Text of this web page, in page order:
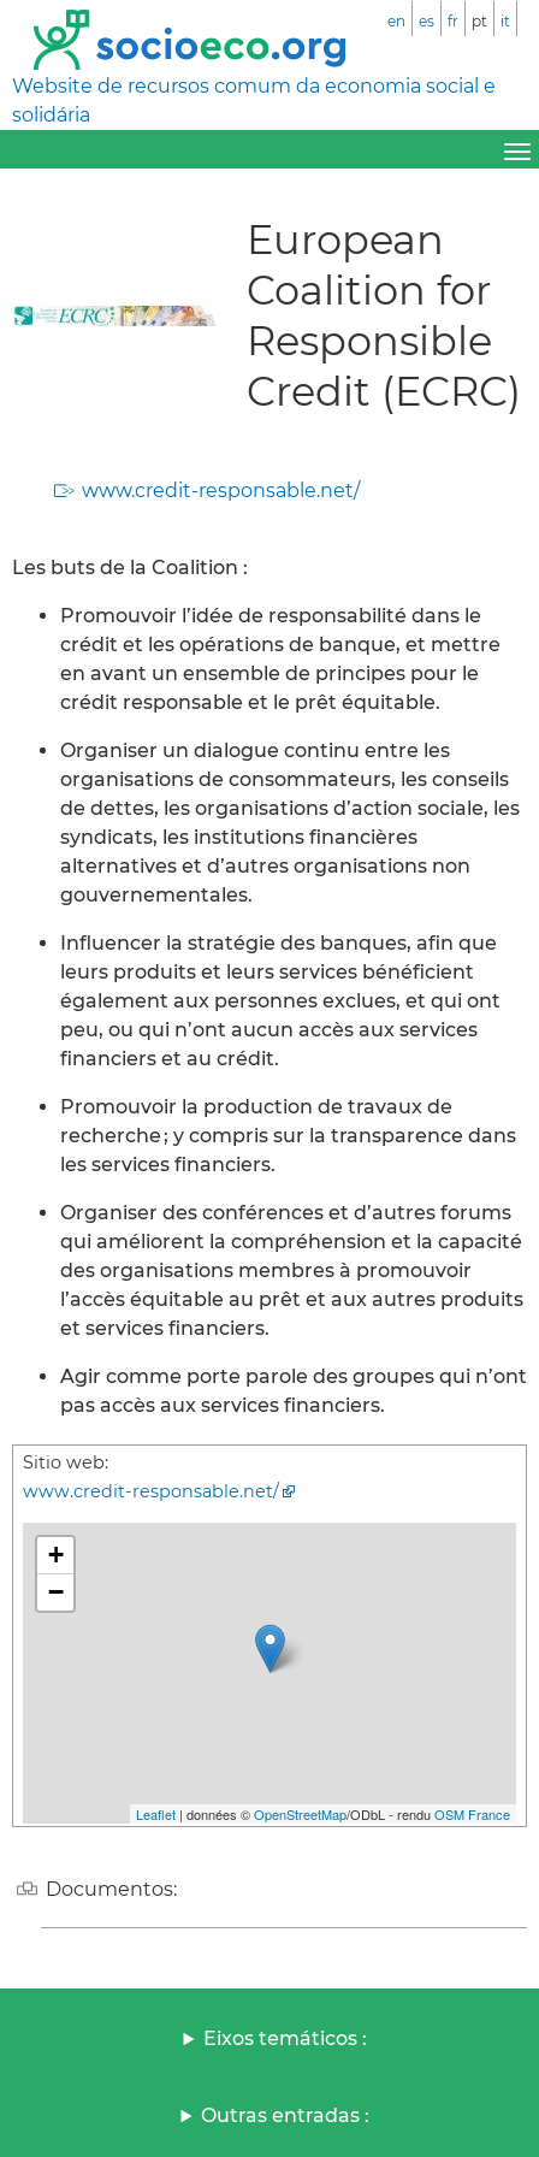
Website de recursos comum da economia social e
solidária
en es fr pt it
European
Coalition for
Responsible
Credit (ECRC)
www.credit-responsable.net/
Les buts de la Coalition :
Promouvoir l’idée de responsabilité dans le
crédit et les opérations de banque, et mettre
en avant un ensemble de principes pour le
crédit responsable et le prêt équitable.
Organiser un dialogue continu entre les
organisations de consommateurs, les conseils
de dettes, les organisations d’action sociale, les
syndicats, les institutions financières
alternatives et d’autres organisations non
gouvernementales.
Influencer la stratégie des banques, afin que
leurs produits et leurs services bénéficient
également aux personnes exclues, et qui ont
peu, ou qui n’ont aucun accès aux services
financiers et au crédit.
Promouvoir la production de travaux de
recherche ; y compris sur la transparence dans
les services financiers.
Organiser des conférences et d’autres forums
qui améliorent la compréhension et la capacité
des organisations membres à promouvoir
l’accès équitable au prêt et aux autres produits
et services financiers.
Agir comme porte parole des groupes qui n’ont
pas accès aux services financiers.
Sitio web:
www.credit-responsable.net/
+
−
Leaflet | données ©OpenStreetMap/ODbL - renduOSM France
Documentos:
Eixos temáticos :
Outras entradas :